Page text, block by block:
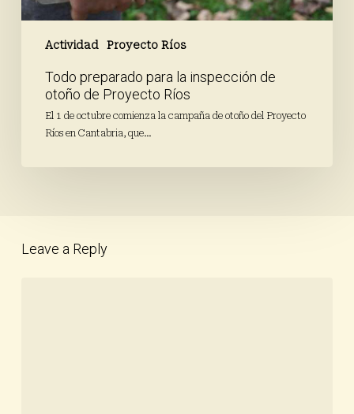
Actividad Proyecto Ríos
Todo preparado para la inspección de
otoño de Proyecto Ríos
El 1 de octubre comienza la campaña de otoño del Proyecto
Ríos en Cantabria, que…
Leave a Reply